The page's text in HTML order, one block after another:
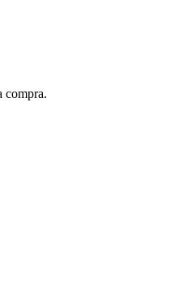
compra.